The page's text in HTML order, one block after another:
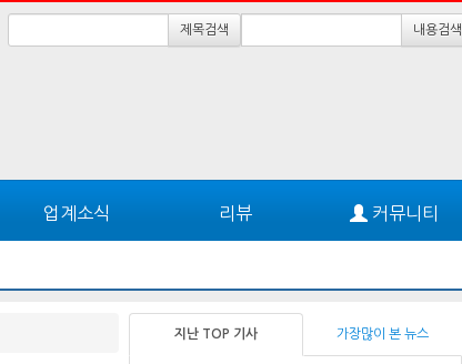
제목검색 내용검색
업계소식 리뷰 커뮤니티
지난 TOP 기사 가장많이 본 뉴스